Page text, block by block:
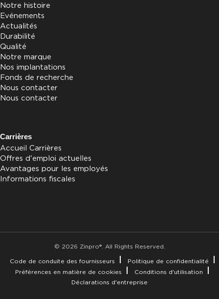
Notre histoire
Evénements
Actualités
Durabilité
Qualité
Notre marque
Nos implantations
Fonds de recherche
Nous contacter
Nous contacter
Carrières
Accueil Carrières
Offres d'emploi actuelles
Avantages pour les employés
Informations fiscales
© 2026 Zinpro®. All Rights Reserved.
Code de conduite des fournisseurs
Politique de confidentialité
Préférences en matière de cookies
Conditions d'utilisation
Déclarations d'entreprise